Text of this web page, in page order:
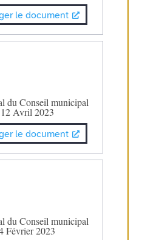
le document
du Conseil municipal
Avril 2023
le document
du Conseil municipal
Février 2023